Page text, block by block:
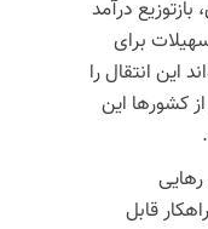
بازتوزیع درآمد
برای
این انتقال را
کشورها این
قابل